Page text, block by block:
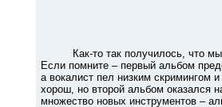
Как-то так получилось, что мы
Если помните – первый альбом
а вокалист пел низким
хорош, но второй альбом оказался
множество новых инструментов –